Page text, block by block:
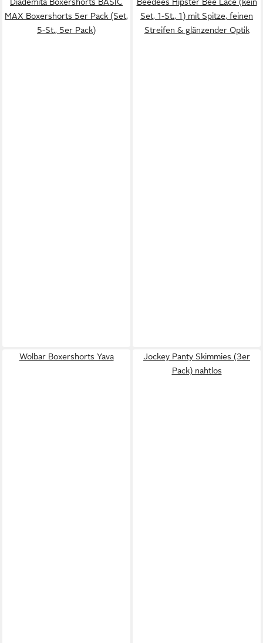
MAX Boxershorts 5er Pack (Set,
5-St., 5er Pack)
Set, 1-St., 1) mit Spitze, feinen
Streifen & glänzender Optik
Wolbar Boxershorts Yava
Jockey Panty Skimmies (3er
Pack) nahtlos